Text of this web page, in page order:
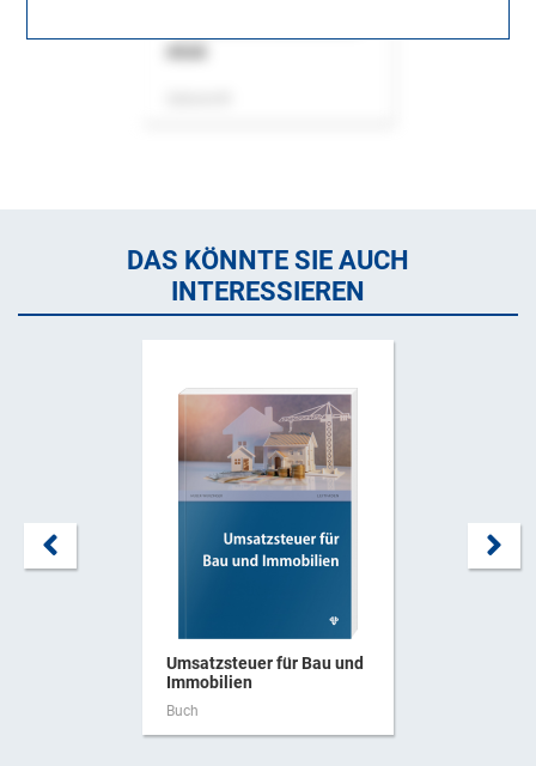
DAS KÖNNTE SIE AUCH
INTERESSIEREN
Umsatzsteuer für Bau und
Immobilien
Buch